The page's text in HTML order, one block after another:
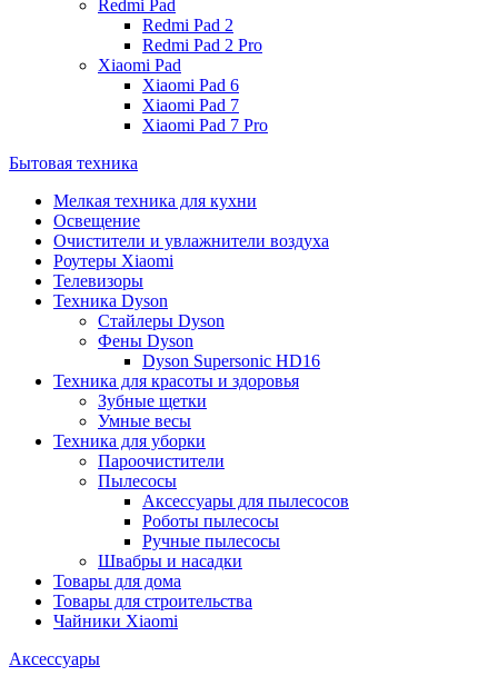
Redmi Pad
Redmi Pad 2
Redmi Pad 2 Pro
Xiaomi Pad
Xiaomi Pad 6
Xiaomi Pad 7
Xiaomi Pad 7 Pro
Бытовая техника
Мелкая техника для кухни
Освещение
Очистители и увлажнители воздуха
Роутеры Xiaomi
Телевизоры
Техника Dyson
Стайлеры Dyson
Фены Dyson
Dyson Supersonic HD16
Техника для красоты и здоровья
Зубные щетки
Умные весы
Техника для уборки
Пароочистители
Пылесосы
Аксессуары для пылесосов
Роботы пылесосы
Ручные пылесосы
Швабры и насадки
Товары для дома
Товары для строительства
Чайники Xiaomi
Аксессуары